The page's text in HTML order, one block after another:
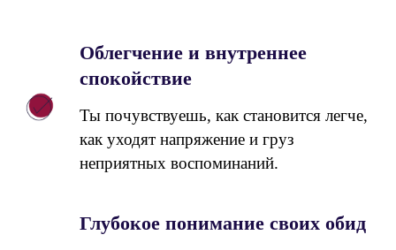
Облегчение и внутреннее
спокойствие
Ты почувствуешь, как становится легче,
как уходят напряжение и груз
неприятных воспоминаний.
Глубокое понимание своих обид